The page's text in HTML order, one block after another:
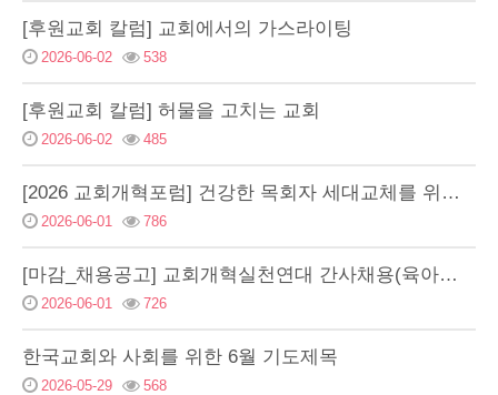
[후원교회 칼럼] 교회에서의 가스라이팅
2026-06-02 538
[후원교회 칼럼] 허물을 고치는 교회
2026-06-02 485
[2026 교회개혁포럼] 건강한 목회자 세대교체를 위한 교회의 역할
2026-06-01 786
[마감_채용공고] 교회개혁실천연대 간사채용(육아휴직 대체인력)
2026-06-01 726
한국교회와 사회를 위한 6월 기도제목
2026-05-29 568